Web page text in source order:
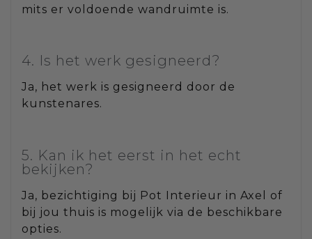
mits er voldoende wandruimte is.
4. Is het werk gesigneerd?
Ja, het werk is gesigneerd door de
kunstenares.
5. Kan ik het eerst in het echt
bekijken?
Ja, bezichtiging bij Pot Interieur in Axel of
bij jou thuis is mogelijk via de beschikbare
opties.